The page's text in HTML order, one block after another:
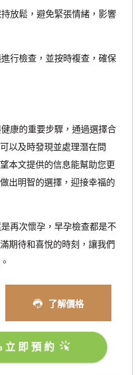
鬆，避免緊張情緒，影響
檢查，並按時複查，確保
的重要步驟，通過選擇合
以及時發現並處理潛在問
本文提供的信息能幫助您更
出明智的選擇，迎接幸福的
次懷孕，早孕檢查都是不
期待和喜悅的時刻，讓我們
。
了解價格
即預約